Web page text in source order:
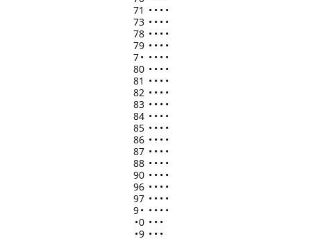
71 • • • •
73 • • • •
78 • • • •
79 • • • •
7• • • • •
80 • • • •
81 • • • •
82 • • • •
83 • • • •
84 • • • •
85 • • • •
86 • • • •
87 • • • •
88 • • • •
90 • • • •
96 • • • •
97 • • • •
9• • • • •
•0 • • •
•9 • • •